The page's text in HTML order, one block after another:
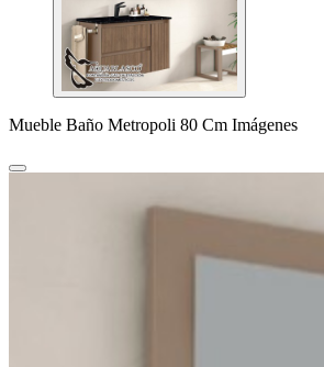
Mueble Baño Metropoli 80 Cm Imágenes